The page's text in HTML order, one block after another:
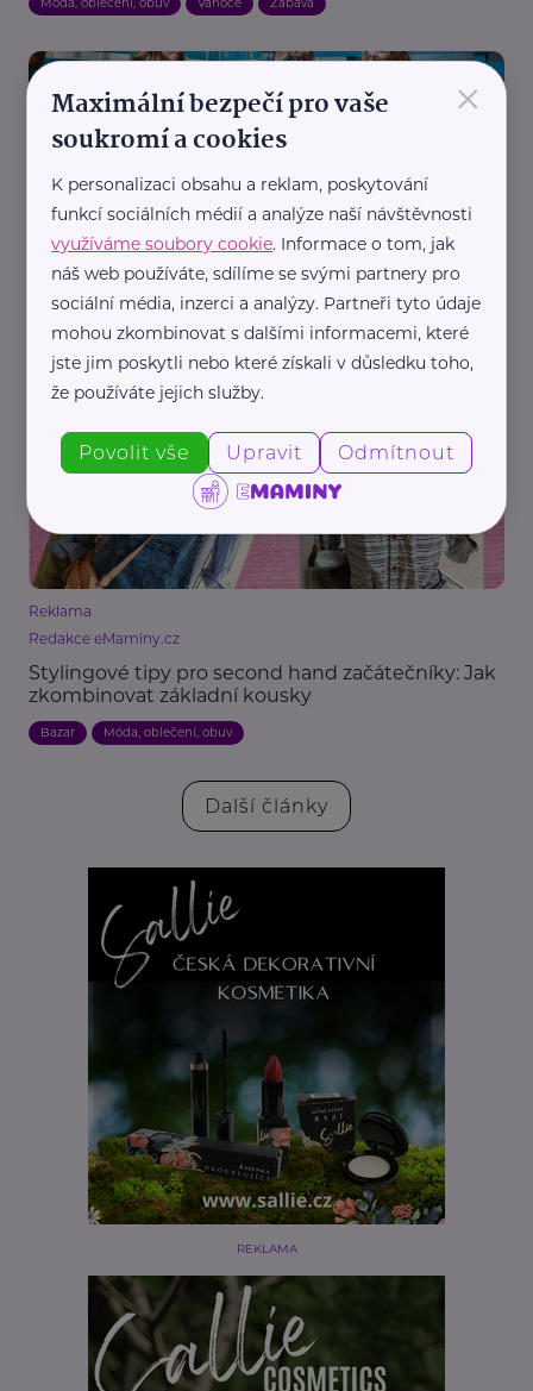
Móda, oblečení, obuv Vánoce Zábava
Redakce eMaminy.cz
Jak se liší motivace k nakupování v second handu
mezi generacemi
Bazar Ekologie, udržitelnost Finance Móda, oblečení, obuv
Zajímavost
Reklama
Redakce eMaminy.cz
Stylingové tipy pro second hand začátečníky: Jak
zkombinovat základní kousky
Bazar Móda, oblečení, obuv
Další články
REKLAMA
×
Maximální bezpečí pro vaše
soukromí a cookies
K personalizaci obsahu a reklam, poskytování
funkcí sociálních médií a analýze naší návštěvnosti
využíváme soubory cookie. Informace o tom, jak
náš web používáte, sdílíme se svými partnery pro
sociální média, inzerci a analýzy. Partneři tyto údaje
mohou zkombinovat s dalšími informacemi, které
jste jim poskytli nebo které získali v důsledku toho,
že používáte jejich služby.
Povolit vše Upravit Odmítnout